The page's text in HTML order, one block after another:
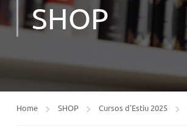
SHOP
Home SHOP Cursos d'Estiu 2025